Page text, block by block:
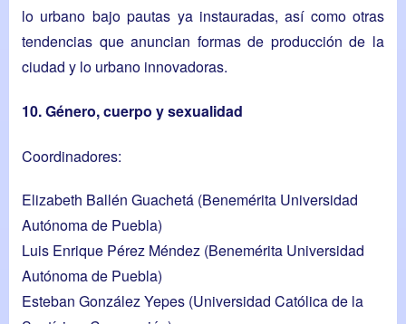
lo urbano bajo pautas ya instauradas, así como otras
tendencias que anuncian formas de producción de la
ciudad y lo urbano innovadoras.
10. Género, cuerpo y sexualidad
Coordinadores:
Elizabeth Ballén Guachetá (Benemérita Universidad
Autónoma de Puebla)
Luis Enrique Pérez Méndez (Benemérita Universidad
Autónoma de Puebla)
Esteban González Yepes (Universidad Católica de la